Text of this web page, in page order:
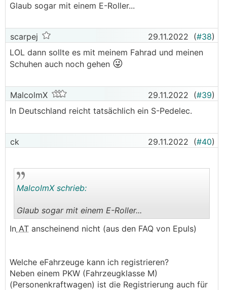
Glaub sogar mit einem E-Roller...
scarpej 29.11.2022 (#38)
LOL dann sollte es mit meinem Fahrad und meinen
Schuhen auch noch gehen 😜
MalcolmX 29.11.2022 (#39)
In Deutschland reicht tatsächlich ein S-Pedelec.
ck 29.11.2022 (#40)
.
MalcolmX schrieb:
Glaub sogar mit einem E-Roller...
In AT anscheinend nicht (aus den FAQ von Epuls)
Welche eFahrzeuge kann ich registrieren?
Neben einem PKW (Fahrzeugklasse M)
(Personenkraftwagen) ist die Registrierung auch für